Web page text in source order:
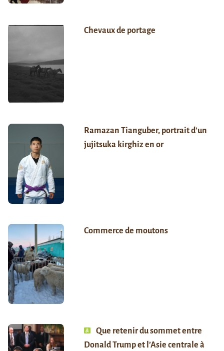
Chevaux de portage
Ramazan Tianguber, portrait d’un
jujitsuka kirghiz en or
Commerce de moutons
Que retenir du sommet entre
Donald Trump et l’Asie centrale à